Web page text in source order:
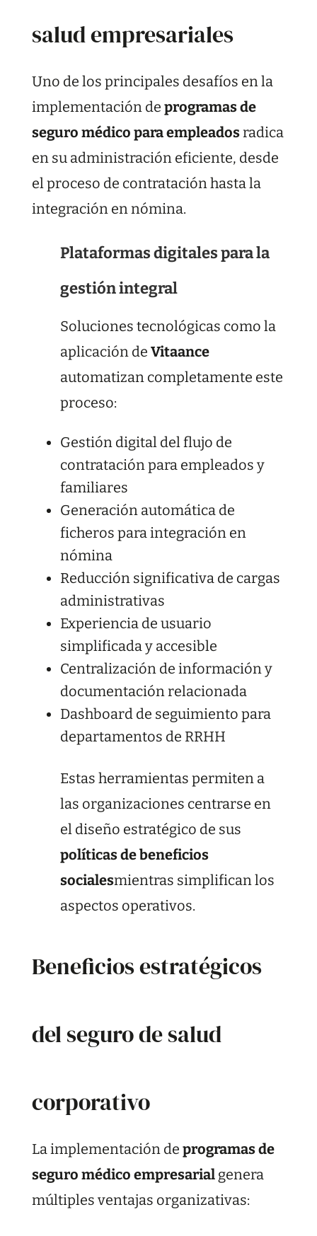
salud empresariales
Uno de los principales desafíos en la
implementación de programas de
seguro médico para empleadosradica
en su administración eficiente, desde
el proceso de contratación hasta la
integración en nómina.
Plataformas digitales para la
gestión integral
Soluciones tecnológicas como la
aplicación de Vitaance
automatizan completamente este
proceso:
Gestión digital del flujo de
contratación para empleados y
familiares
Generación automática de
ficheros para integración en
nómina
Reducción significativa de cargas
administrativas
Experiencia de usuario
simplificada y accesible
Centralización de información y
documentación relacionada
Dashboard de seguimiento para
departamentos de RRHH
Estas herramientas permiten a
las organizaciones centrarse en
el diseño estratégico de sus
políticas de beneficios
socialesmientras simplifican los
aspectos operativos.
Beneficios estratégicos
del seguro de salud
corporativo
La implementación de programas de
seguro médico empresarialgenera
múltiples ventajas organizativas: